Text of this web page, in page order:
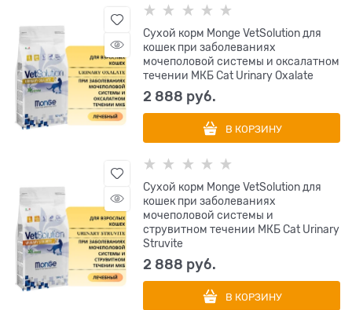
Сухой корм Monge VetSolution для
кошек при заболеваниях
мочеполовой системы и оксалатном
течении МКБ Cat Urinary Oxalate
2 888 руб.
В КОРЗИНУ
Сухой корм Monge VetSolution для
кошек при заболеваниях
мочеполовой системы и
струвитном течении МКБ Cat Urinary
Struvite
2 888 руб.
В КОРЗИНУ